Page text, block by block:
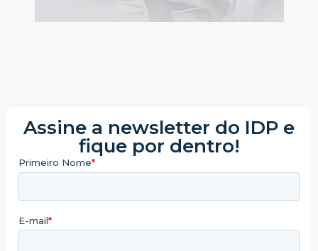
Assine a newsletter do IDP e
fique por dentro!